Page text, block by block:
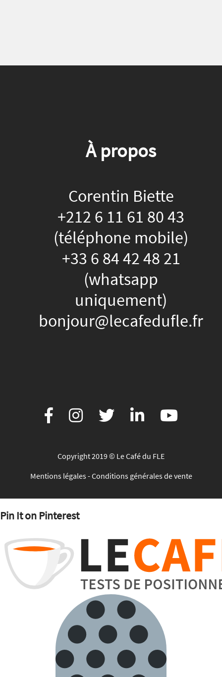
À propos
Corentin Biette
+212 6 11 61 80 43
(téléphone mobile)
+33 6 84 42 48 21
(whatsapp
uniquement)
bonjour@lecafedufle.fr
Copyright 2019 © Le Café du FLE
Mentions légales-Conditions générales de vente
Pin It on Pinterest